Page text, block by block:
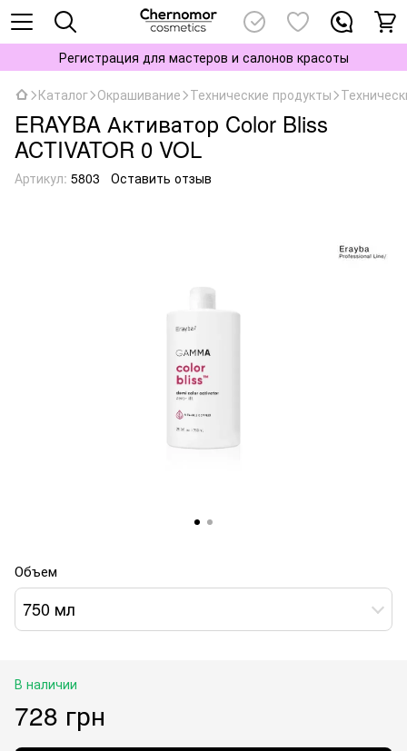
Регистрация для мастеров и салонов красоты
Каталог Окрашивание Технические продукты
ERAYBA Активатор Color Bliss
ACTIVATOR 0 VOL
Артикул: 5803 Оставить отзыв
Объем
750 мл
В наличии
728 грн